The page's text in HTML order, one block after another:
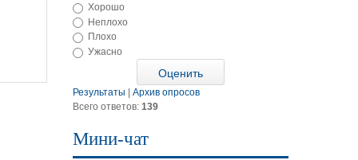
Хорошо
Неплохо
Плохо
Ужасно
Результаты
Архив опросов
Всего ответов: 139
Мини-чат